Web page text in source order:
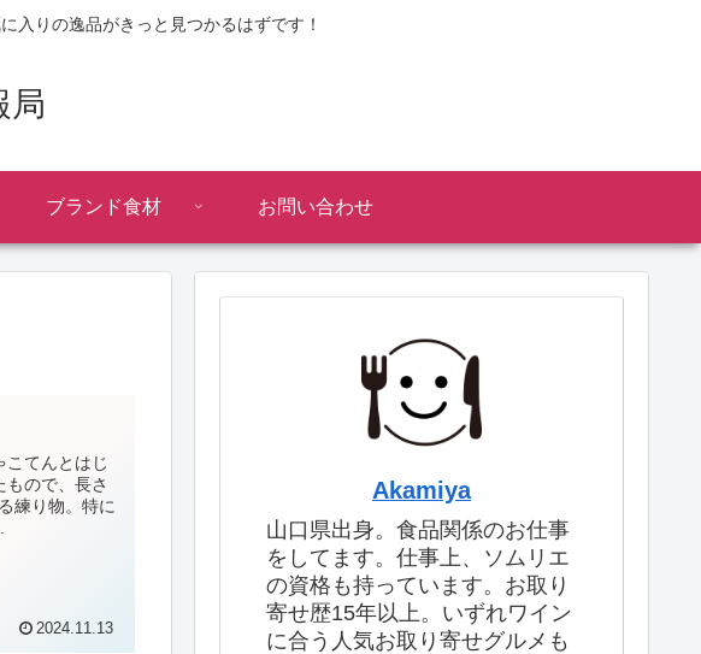
入りの逸品がきっと見つかるはずです！
局
ブランド食材 お問い合わせ
こてんとはじ
ので、長さ
練り物。特に
2024.11.13
Akamiya
山口県出身。食品関係のお仕事
をしてます。仕事上、ソムリエ
の資格も持っています。お取り
寄せ歴15年以上。いずれワイン
に合う人気お取り寄せグルメも